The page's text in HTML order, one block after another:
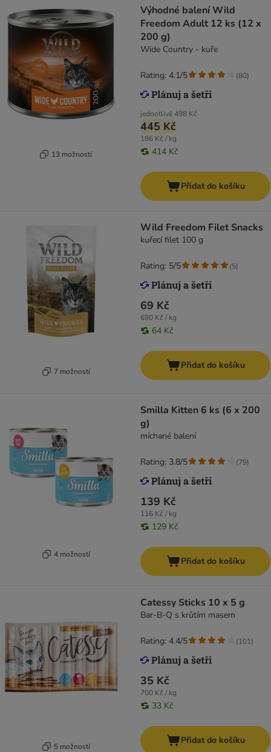
13 možností
Výhodné balení Wild
Freedom Adult 12 ks (12 x
200 g)
Wide Country - kuře
jednotlivě498 Kč
445 Kč
186 Kč / kg
414 Kč
Rating: 4.1/5 (80)
Přidat do košíku
7 možností
Wild Freedom Filet Snacks
kuřecí filet 100 g
69 Kč
690 Kč / kg
64 Kč
Rating: 5/5 (5)
Přidat do košíku
4 možností
Smilla Kitten 6 ks (6 x 200
g)
míchané balení
139 Kč
116 Kč / kg
129 Kč
Rating: 3.8/5 (79)
Přidat do košíku
5 možností
Catessy Sticks 10 x 5 g
Bar-B-Q s krůtím masem
35 Kč
700 Kč / kg
33 Kč
Rating: 4.4/5 (101)
Přidat do košíku